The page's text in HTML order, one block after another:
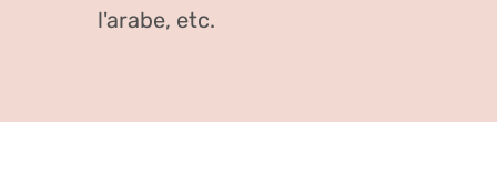
l'arabe, etc.